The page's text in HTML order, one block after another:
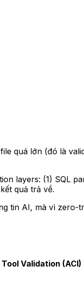
quá lớn (đó là
layers: (1) SQL
quả trả về.
tin AI, mà vì zero-
Tool Validation (ACI)